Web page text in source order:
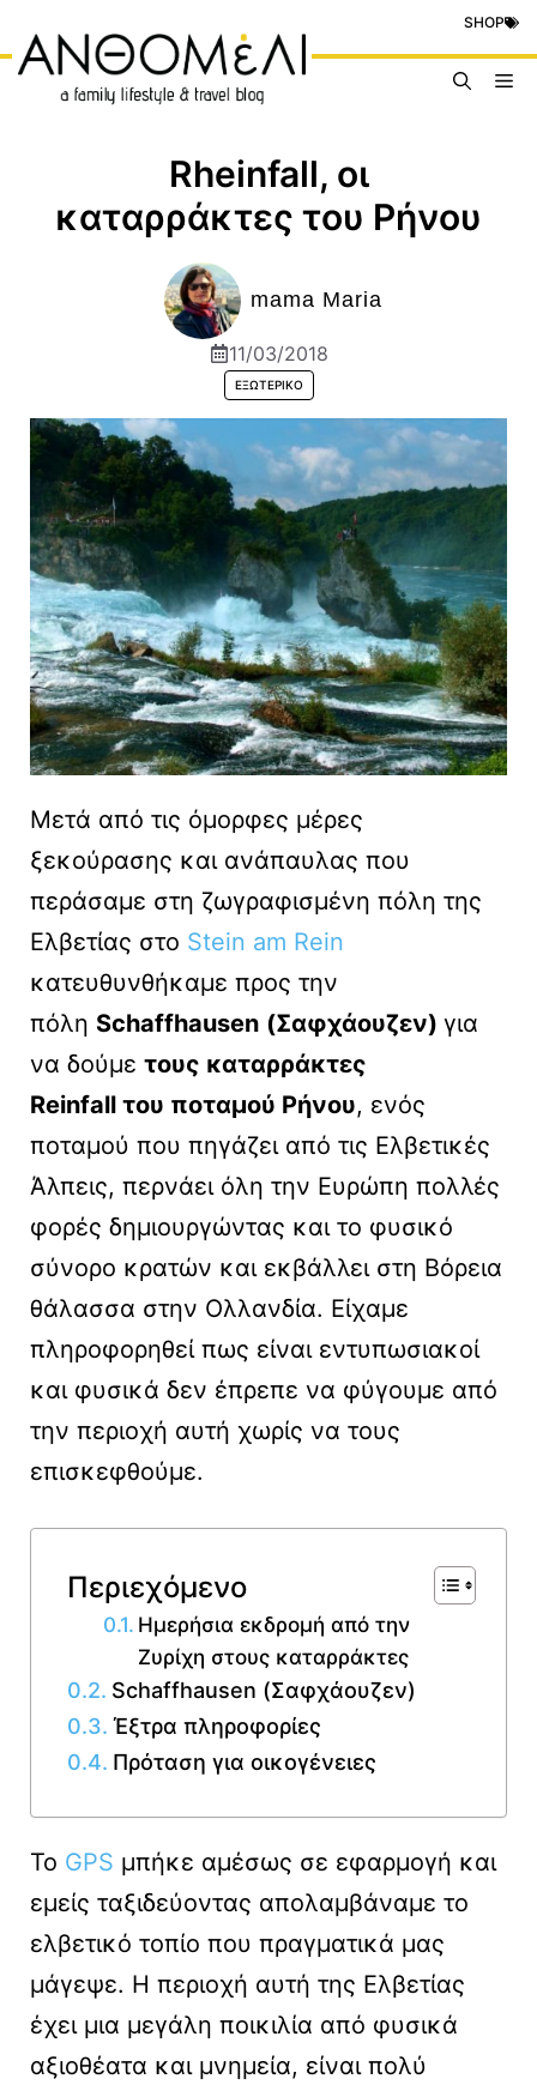
περιεχόμενο
SHOP
Rheinfall, οι
καταρράκτες του Ρήνου
mama Maria
11/03/2018
ΕΞΩΤΕΡΙΚΌ
Μετά από τις όμορφες μέρες
ξεκούρασης και ανάπαυλας που
περάσαμε στη ζωγραφισμένη πόλη της
Ελβετίας στο Stein am Rein
κατευθυνθήκαμε προς την
πόλη Schaffhausen (Σαφχάουζεν) για
να δούμε τους καταρράκτες
Reinfall του ποταμού Ρήνου, ενός
ποταμού που πηγάζει από τις Ελβετικές
Άλπεις, περνάει όλη την Ευρώπη πολλές
φορές δημιουργώντας και το φυσικό
σύνορο κρατών και εκβάλλει στη Βόρεια
θάλασσα στην Ολλανδία. Είχαμε
πληροφορηθεί πως είναι εντυπωσιακοί
και φυσικά δεν έπρεπε να φύγουμε από
την περιοχή αυτή χωρίς να τους
επισκεφθούμε.
Περιεχόμενο
Ημερήσια εκδρομή από την
Ζυρίχη στους καταρράκτες
Schaffhausen (Σαφχάουζεν)
Έξτρα πληροφορίες
Πρόταση για οικογένειες
To GPS μπήκε αμέσως σε εφαρμογή και
εμείς ταξιδεύοντας απολαμβάναμε το
ελβετικό τοπίο που πραγματικά μας
μάγεψε. Η περιοχή αυτή της Ελβετίας
έχει μια μεγάλη ποικιλία από φυσικά
αξιοθέατα και μνημεία, είναι πολύ